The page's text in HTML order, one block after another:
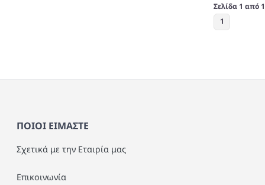
Σελίδα 1 από 1
1
ΠΟΙΟΙ ΕΙΜΑΣΤΕ
Σχετικά με την Εταιρία μας
Επικοινωνία